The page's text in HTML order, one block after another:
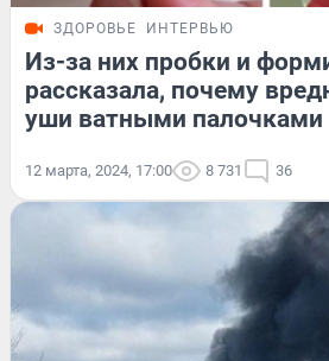
ЗДОРОВЬЕ ИНТЕРВЬЮ
Из-за них пробки и
рассказала, почему
уши ватными палочками
12 марта, 2024, 17:00 8 731 36